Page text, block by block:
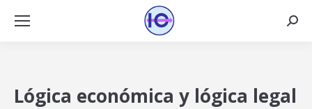
Lógica económica y lógica legal